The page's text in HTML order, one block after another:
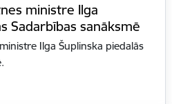
ministre Ilga
Sadarbības sanāksmē
Ilga Šuplinska piedalās